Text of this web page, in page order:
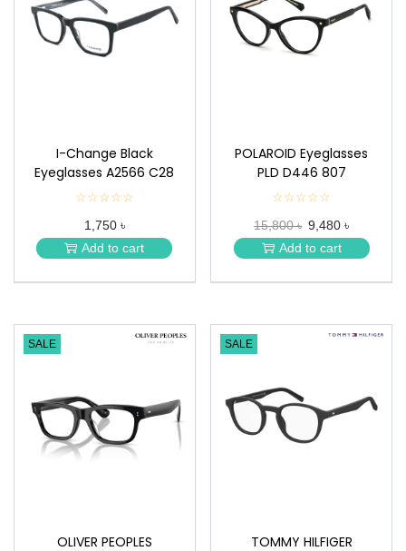
I-Change Black
Eyeglasses A2566 C28
☆☆☆☆☆
★
★
★
★
1,750 ৳
Add to cart
POLAROID Eyeglasses
PLD D446 807
☆☆☆☆☆
★
★
★
★
15,800 ৳ 9,480 ৳
Add to cart
SALE
OLIVER PEOPLES
SALE
TOMMY HILFIGER